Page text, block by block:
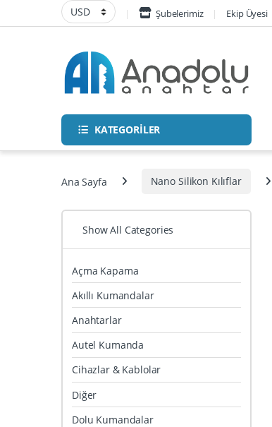
Skip to navigation
Skip to content Şubelerimiz Ekip Üyesi
KATEGORİLER
Ana Sayfa Nano Silikon Kılıflar
Show All Categories
Açma Kapama
Akıllı Kumandalar
Anahtarlar
Autel Kumanda
Cihazlar & Kablolar
Diğer
Dolu Kumandalar